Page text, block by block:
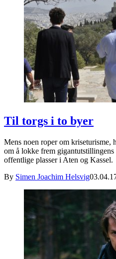
Til torgs i to byer
Mens noen roper om kriseturisme,
om å lokke frem
offentlige plasser i Aten og Kassel.
By Simen Joachim Helsvig